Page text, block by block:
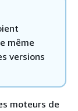
même
versions
moteurs de